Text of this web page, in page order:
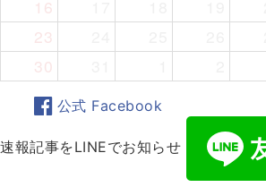
16
23
30
公式 Facebook
速報記事をLINEでお知らせ